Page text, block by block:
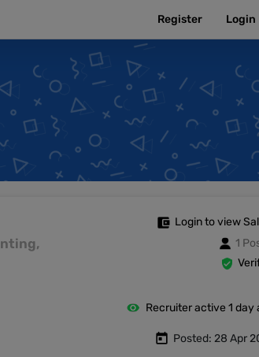
Register Login
Login to view
1
Recruiter active 1 day
Posted: 28 Apr